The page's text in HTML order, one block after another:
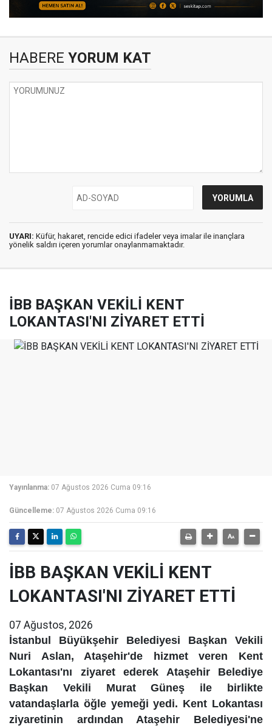
HABERE YORUM KAT
UYARI: Küfür, hakaret, rencide edici ifadeler veya imalar ile inançlara
yönelik saldırı içeren yorumlar onaylanmamaktadır.
İBB BAŞKAN VEKİLİ KENT
LOKANTASI'NI ZİYARET ETTİ
Yayınlanma: 07 Ağustos 2026 Cuma 09:16
Güncelleme: 07 Ağustos 2026 Cuma 09:16
İBB BAŞKAN VEKİLİ KENT
LOKANTASI'NI ZİYARET ETTİ
07 Ağustos, 2026
İstanbul Büyükşehir Belediyesi Başkan Vekili
Nuri Aslan, Ataşehir'de hizmet veren Kent
Lokantası'nı ziyaret ederek Ataşehir Belediye
Başkan Vekili Murat Güneş ile birlikte
vatandaşlarla öğle yemeği yedi. Kent Lokantası
ziyaretinin ardından Ataşehir Belediyesi'ne